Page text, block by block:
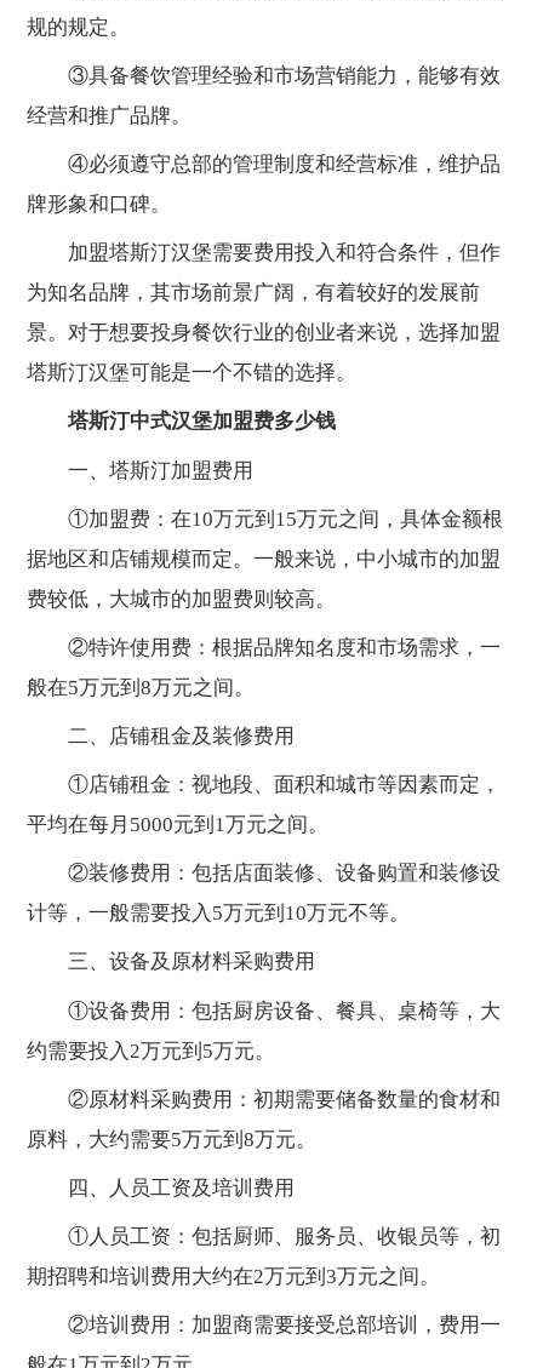
规的规定。
③具备餐饮管理经验和市场营销能力，能够有效
经营和推广品牌。
④必须遵守总部的管理制度和经营标准，维护品
牌形象和口碑。
加盟塔斯汀汉堡需要费用投入和符合条件，但作
为知名品牌，其市场前景广阔，有着较好的发展前
景。对于想要投身餐饮行业的创业者来说，选择加盟
塔斯汀汉堡可能是一个不错的选择。
塔斯汀中式汉堡加盟费多少钱
一、塔斯汀加盟费用
①加盟费：在10万元到15万元之间，具体金额根
据地区和店铺规模而定。一般来说，中小城市的加盟
费较低，大城市的加盟费则较高。
②特许使用费：根据品牌知名度和市场需求，一
般在5万元到8万元之间。
二、店铺租金及装修费用
①店铺租金：视地段、面积和城市等因素而定，
平均在每月5000元到1万元之间。
②装修费用：包括店面装修、设备购置和装修设
计等，一般需要投入5万元到10万元不等。
三、设备及原材料采购费用
①设备费用：包括厨房设备、餐具、桌椅等，大
约需要投入2万元到5万元。
②原材料采购费用：初期需要储备数量的食材和
原料，大约需要5万元到8万元。
四、人员工资及培训费用
①人员工资：包括厨师、服务员、收银员等，初
期招聘和培训费用大约在2万元到3万元之间。
②培训费用：加盟商需要接受总部培训，费用一